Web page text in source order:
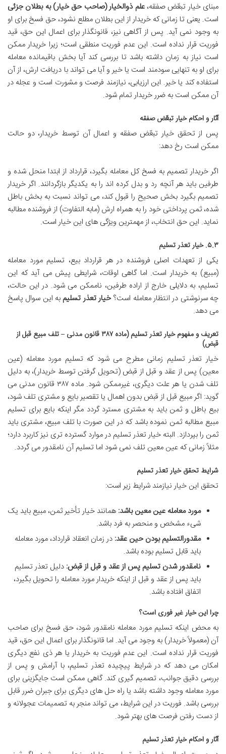
مبنای خیار تبعّض صفقه،علم ذوالخیار (صاحب حق خیار) به بطلان جزئی
است. یعنی تا زمانی که خریدار از این بطلان مطلع نشود، حق فسخ برای او
به وجود نمی آید. پس از آگاهی نیز، قانونگذار برای اعمال این حق، قید
فوریت قرار نداده است. این عدم فوریت منطقی است؛ زیرا خریدار ممکن
است نیاز به زمان داشته باشد تا بررسی کند آیا بخش باقیمانده معامله
برای او به تنهایی سودمند است یا خیر و آیا می تواند با دریافت ارش، از آن
استفاده کند یا خیر. این ارزیابی، نیازمند فرصت و مشورت است و عجله در
آن ممکن است به ضرر خریدار تمام شود.
آثار و احکام خیار تبعّض صفقه
پس از تحقق خیار تبعّض صفقه و اعمال آن توسط خریدار، دو حالت
ممکن است رخ دهد:
اگر خریدار تصمیم به فسخ کل معامله بگیرد، قرارداد از ابتدا منحل شده و
طرفین باید هر آنچه رد و بدل کرده اند را به یکدیگر بازگردانند. اگر خریدار
تصمیم بگیرد بخش صحیح را قبول کند، می تواند نسبت به بخش باطل
شده، ثمن پرداختی خود را به همراه ارش (مابه التفاوت) از فروشنده مطالبه
نماید. این حق انتخاب، از مهمترین ویژگی های این خیار است.
۵.۳. خیار تعذر تسلیم
یکی از تعهدات اصلی فروشنده در هر قرارداد بیع، تسلیم مورد معامله
(مبیع) به خریدار است. اما گاهی اوقات، شرایطی پیش می آید که این
تسلیم، به دلایلی خارج از اراده طرفین، ناممکن می شود. در این حالت،
چه سرنوشتی در انتظار معامله است؟خیار تعذر تسلیم به این سوال پاسخ
می دهد.
تعریف و مفهوم خیار تعذر تسلیم (ماده ۳۸۷ قانون مدنی – تلف مبیع قبل از
قبض)
خیار تعذر تسلیم زمانی مطرح می شود که تسلیم مورد معامله (عین
معین) پس از عقد و قبل از قبض (تحویل گرفتن توسط خریدار)، به دلیل
تلف شدن یا هر علت دیگری، غیرممکن شود. ماده ۳۸۷ قانون مدنی می
گوید: اگر مبیع قبل از قبض بدون اهمال یا تقصیر بایع و مشتری تلف شود،
بیع باطل و ثمن باید به مشتری مسترد گردد مگر اینکه بایع برای تسلیم
مبیع مطالبه ثمن نموده باشد که در این صورت با تلف مبیع، مشتری باید
ثمن را بپردازد. البته خیار تعذر تسلیم در موارد گسترده تری نیز کاربرد دارد؛
مثلاً زمانی که عین معین تلف نمی شود اما تسلیم آن نامقدور می گردد.
شرایط تحقق خیار تعذر تسلیم
تحقق این خیار نیازمند شرایط زیر است:
مورد معامله عین معین باشد: همانند خیار تأخیر ثمن، مبیع باید یک
شیء مشخص و منحصر به فرد باشد.
مقدورالتسلیم بودن حین عقد: در زمان انعقاد قرارداد، مورد معامله
باید قابل تسلیم بوده باشد.
نامقدور شدن تسلیم پس از عقد و قبل از قبض: دلیل تعذر تسلیم
باید پس از عقد و قبل از اینکه خریدار مورد معامله را تحویل بگیرد،
اتفاق افتاده باشد.
چرا این خیار غیر فوری است؟
به محض اینکه تسلیم مورد معامله نامقدور شود، حق فسخ برای صاحب
آن (معمولاً خریدار) به وجود می آید. اما قانونگذار برای اعمال این حق، قید
فوریت قرار نداده است. این عدم فوریت به خریدار یا هر ذی نفع دیگری
امکان می دهد که در شرایط پیچیده تعذر تسلیم، با آرامش و پس از
بررسی دقیق جوانب، تصمیم گیری کند. گاهی ممکن است جایگزینی برای
مورد معامله وجود داشته باشد یا راه حل های دیگری برای جبران ضرر قابل
بررسی باشد. فوریت در این شرایط، می تواند منجر به تصمیمات عجولانه و
از دست رفتن فرصت های بهتر شود.
آثار و احکام خیار تعذر تسلیم